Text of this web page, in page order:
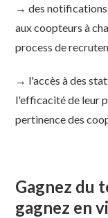
→ des notifications
aux coopteurs à
process de
→ l'accès à des
l'efficacité de leur
pertinence des
Gagnez du
gagnez en